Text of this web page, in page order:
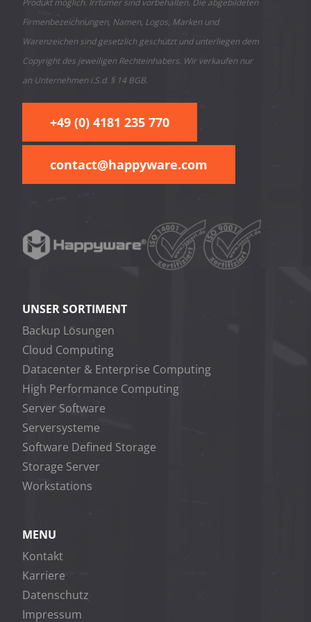
Firmenbezeichnungen, Namen, Logos, Marken und
Warenzeichen sind gesetzlich geschützt und unterliegen dem
Copyright des jeweiligen Rechteinhabers. Wir verkaufen nur
an Unternehmen i.S.d. § 14 BGB.
+49 (0) 4181 235 770
contact@happyware.com
UNSER SORTIMENT
Backup Lösungen
Cloud Computing
Datacenter & Enterprise Computing
High Performance Computing
Server Software
Serversysteme
Software Defined Storage
Storage Server
Workstations
MENU
Kontakt
Karriere
Datenschutz
Impressum